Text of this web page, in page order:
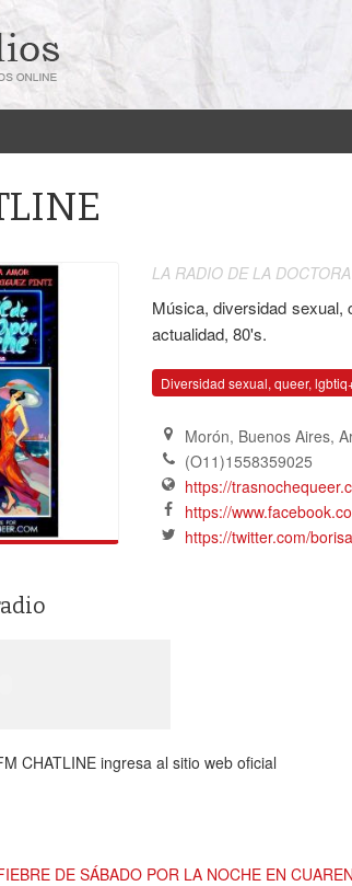
LA RADIO DE LA
Música, diversidad
actualidad, 80's.
Diversidad sexual, queer,
Morón, Buenos Aires,
(O11)1558359025
https://
https://
https://twitter.com/
CHATLINE ingresa al sitio web oficial
DE SÁBADO POR LA NOCHE EN